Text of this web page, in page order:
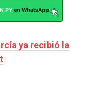
ya recibió la